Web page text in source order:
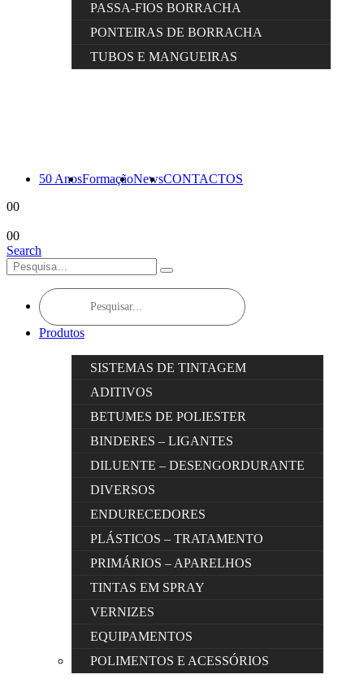
PASSA-FIOS BORRACHA
PONTEIRAS DE BORRACHA
TUBOS E MANGUEIRAS
50 AnosFormaçãoNewsCONTACTOS
00
00
Search
Products
search
Produtos
SISTEMAS DE TINTAGEM
ADITIVOS
BETUMES DE POLIESTER
BINDERES – LIGANTES
DILUENTE – DESENGORDURANTE
DIVERSOS
ENDURECEDORES
PLÁSTICOS – TRATAMENTO
PRIMÁRIOS – APARELHOS
TINTAS EM SPRAY
VERNIZES
EQUIPAMENTOS
POLIMENTOS E ACESSÓRIOS